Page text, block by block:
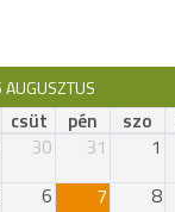
csüt pén szo
30 31 1
6 7 8